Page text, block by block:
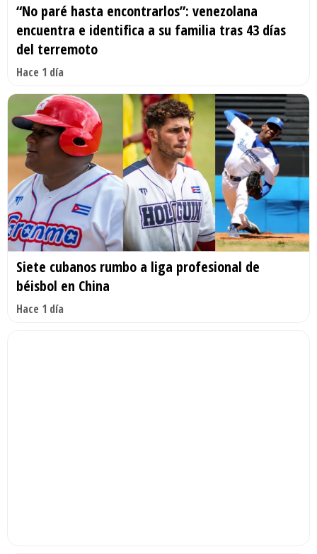
“No paré hasta encontrarlos”: venezolana
encuentra e identifica a su familia tras 43 días
del terremoto
Hace 1 día
Siete cubanos rumbo a liga profesional de
béisbol en China
Hace 1 día